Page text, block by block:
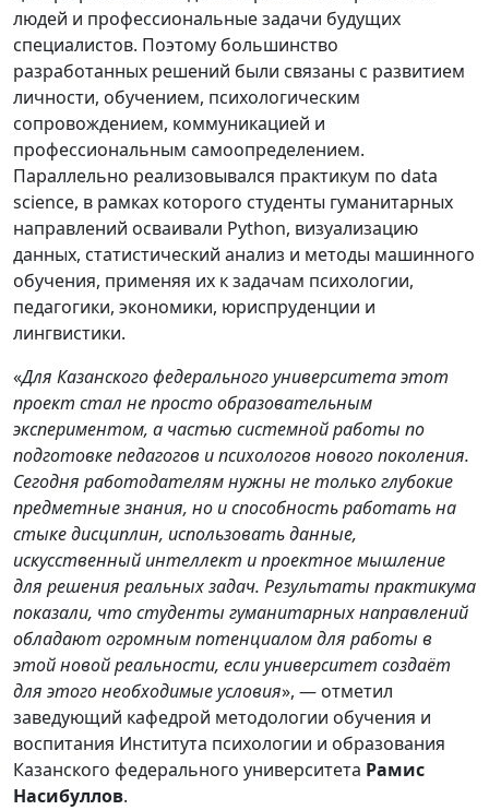
людей и профессиональные задачи будущих
специалистов. Поэтому большинство
разработанных решений были связаны с развитием
личности, обучением, психологическим
сопровождением, коммуникацией и
профессиональным самоопределением.
Параллельно реализовывался практикум по data
science, в рамках которого студенты гуманитарных
направлений осваивали Python, визуализацию
данных, статистический анализ и методы машинного
обучения, применяя их к задачам психологии,
педагогики, экономики, юриспруденции и
лингвистики.
«Для Казанского федерального университета этот
проект стал не просто образовательным
экспериментом, а частью системной работы по
подготовке педагогов и психологов нового поколения.
Сегодня работодателям нужны не только глубокие
предметные знания, но и способность работать на
стыке дисциплин, использовать данные,
искусственный интеллект и проектное мышление
для решения реальных задач. Результаты практикума
показали, что студенты гуманитарных направлений
обладают огромным потенциалом для работы в
этой новой реальности, если университет создаёт
для этого необходимые условия», — отметил
заведующий кафедрой методологии обучения и
воспитания Института психологии и образования
Казанского федерального университета Рамис
Насибуллов.